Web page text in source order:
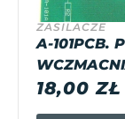
ZASILACZE
A-101PCB.
18,00ZŁ